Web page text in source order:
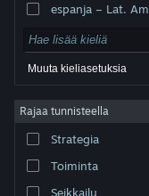
© Valve Corporation. Kaikki
Yhdysvalloissa ja kaikkialla
Helppokäyttötoiminnot
Hyvitykset|Evästeet
espanja – Lat.
Muuta kieliasetuksia
Rajaa tunnisteella
Strategia
Toiminta
Seikkailu